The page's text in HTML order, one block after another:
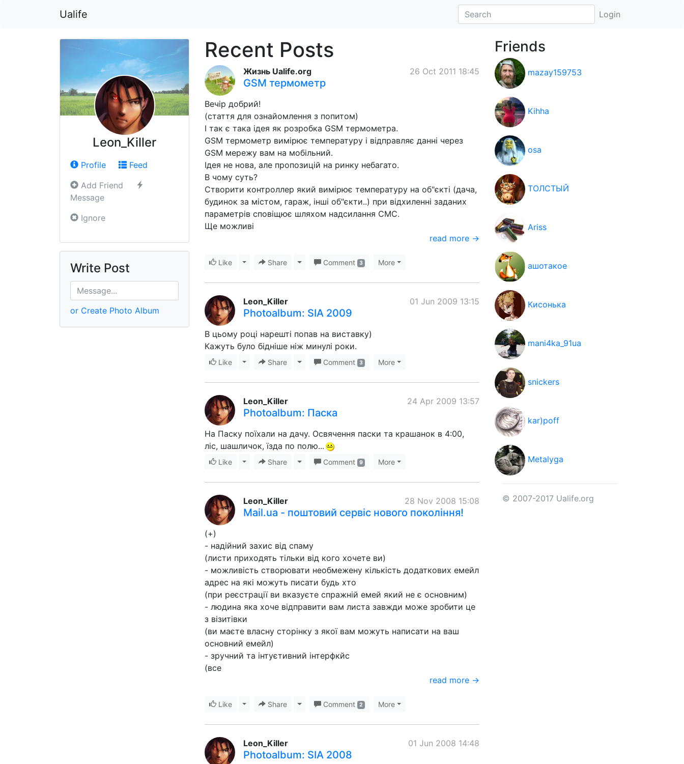
Ualife Login
Leon_Killer
Profile
Feed
Add Friend
Message
Ignore
Write Post
or Create Photo Album
Recent Posts
26 Oct 2011 18:45
Жизнь Ualife.org
GSM термометр
Вечір добрий!
(стаття для ознайомлення з попитом)
І так є така ідея як розробка GSM термометра.
GSM термометр вимірює температуру і відправляє данні через
GSM мережу вам на мобільний.
Ідея не нова, але пропозицій на ринку небагато.
В чому суть?
Створити контроллер який вимірює температуру на об"єкті (дача,
будинок за містом, гараж, інші об"єкти..) при відхиленні заданих
параметрів сповіщює шляхом надсилання СМС.
Ще можливі
read more →
Like Toggle Dropdown
Share Toggle Dropdown
Comment 3 More
01 Jun 2009 13:15
Leon_Killer
Photoalbum: SIA 2009
В цьому році нарешті попав на виставку)
Кажуть було бідніше ніж минулі роки.
Like Toggle Dropdown
Share Toggle Dropdown
Comment 3 More
24 Apr 2009 13:57
Leon_Killer
Photoalbum: Паска
На Паску поїхали на дачу. Освячення паски та крашанок в 4:00,
ліс, шашличок, їзда по полю...
Like Toggle Dropdown
Share Toggle Dropdown
Comment 9 More
28 Nov 2008 15:08
Leon_Killer
Mail.ua - поштовий сервіс нового покоління!
(+)
- надійний захис від спаму
(листи приходять тільки від кого хочете ви)
- можливість створювати необмежену кількість додаткових емейл
адрес на які можуть писати будь хто
(при реєстрації ви вказуєте спражній емей який не є основним)
- людина яка хоче відправити вам листа завжди може зробити це
з візитівки
(ви маєте власну сторінку з якої вам можуть написати на ваш
основний емейл)
- зручний та інтуєтивний інтерфкйс
(все
read more →
Like Toggle Dropdown
Share Toggle Dropdown
Comment 2 More
01 Jun 2008 14:48
Leon_Killer
Photoalbum: SIA 2008
Friends
mazay159753
Kihha
osa
ТОЛСТЫЙ
Ariss
ашотакое
Кисонька
mani4ka_91ua
snickers
kar)poff
Metalyga
© 2007-2017 Ualife.org